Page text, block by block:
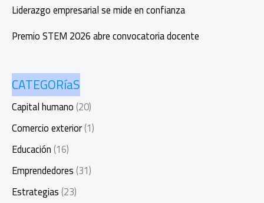
Liderazgo empresarial se mide en confianza
Premio STEM 2026 abre convocatoria docente
CATEGORíaS
Capital humano(20)
Comercio exterior(1)
Educación(16)
Emprendedores(31)
Estrategias(23)